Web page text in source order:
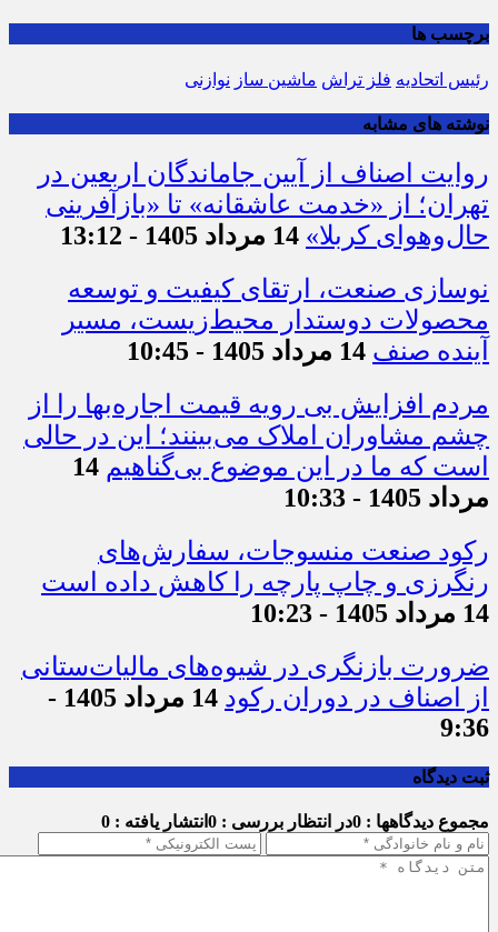
برچسب ها
رئیس اتحادیه فلز تراش ماشین ساز نوازنی
نوشته های مشابه
روایت اصناف از آیین جاماندگان اربعین در
تهران؛ از «خدمت عاشقانه» تا «بازآفرینی
حال‌وهوای کربلا» 14 مرداد 1405 - 13:12
نوسازی صنعت، ارتقای کیفیت و توسعه
محصولات دوستدار محیط‌زیست، مسیر
آینده صنف 14 مرداد 1405 - 10:45
مردم افزایش بی رویه قیمت اجاره‌بها را از
چشم مشاوران املاک می‌بینند؛ این در حالی
است که ما در این موضوع بی‌گناهیم 14
مرداد 1405 - 10:33
رکود صنعت منسوجات، سفارش‌های
رنگرزی و چاپ پارچه را کاهش داده است
14 مرداد 1405 - 10:23
ضرورت بازنگری در شیوه‌های مالیات‌ستانی
از اصناف در دوران رکود
14 مرداد 1405 -
9:36
ثبت دیدگاه
مجموع دیدگاهها : 0 در انتظار بررسی : 0 انتشار یافته : 0